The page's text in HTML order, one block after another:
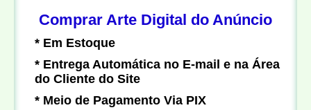
Comprar Arte Digital do Anúncio
* Em Estoque
* Entrega Automática no E-mail e na Área
do Cliente do Site
* Meio de Pagamento Via PIX